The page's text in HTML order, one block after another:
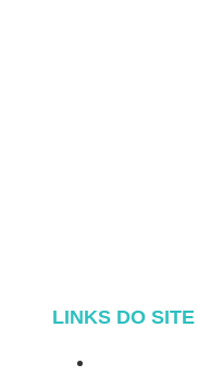
LINKS DO SITE